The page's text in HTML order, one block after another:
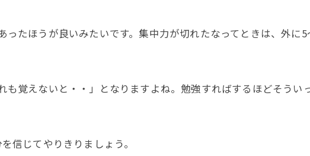
たほうが良いみたいです。集中力が切れたなってときは、外に
覚えないと・・」となりますよね。勉強すればするほどそうい
信じてやりきりましょう。